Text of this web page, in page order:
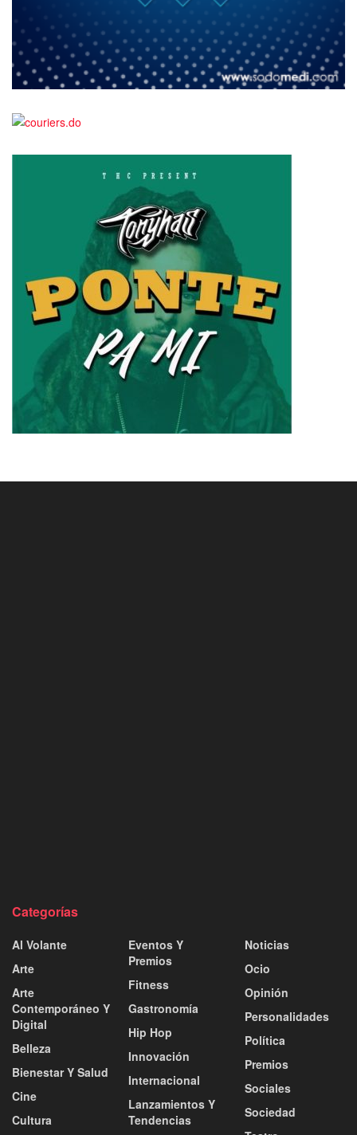
Categorías
Al Volante
Arte
Arte
Contemporáneo Y
Digital
Belleza
Bienestar Y Salud
Cine
Cultura
Eventos Y
Premios
Fitness
Gastronomía
Hip Hop
Innovación
Internacional
Lanzamientos Y
Tendencias
Noticias
Ocio
Opinión
Personalidades
Política
Premios
Sociales
Sociedad